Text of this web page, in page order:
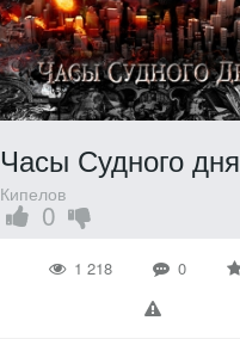
Часы Судного дня
Кипелов
0
1 218 0